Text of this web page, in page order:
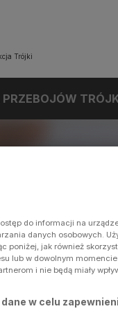
Trójki
PRZEBOJÓW
do informacji na
danych osobowych.
poniżej, jak również
lub w dowolnym
i nie będą miały
w celu